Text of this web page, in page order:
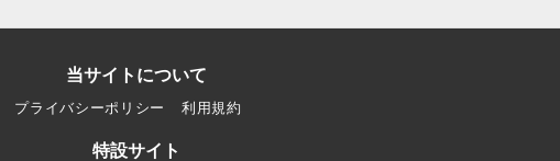
当サイトについて
プライバシーポリシー 利用規約
特設サイト